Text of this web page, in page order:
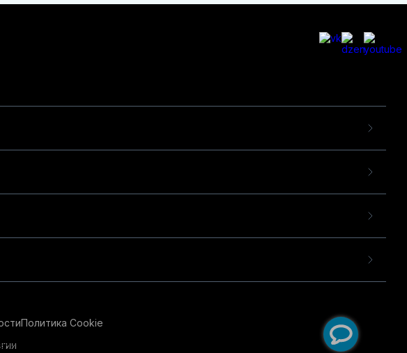
Политика Cookie
вам лучшего пользовательского опыта